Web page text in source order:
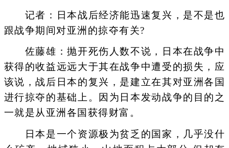
记者：日本战后经济能迅速复兴，是不是也
跟战争期间对亚洲的掠夺有关?
佐藤雄：抛开死伤人数不说，日本在战争中
获得的收益远远大于其在战争中遭受的损失，应
该说，战后日本的复兴，是建立在其对亚洲各国
进行掠夺的基础上。因为日本发动战争的目的之
一就是从亚洲各国获得财富。
日本是一个资源极为贫乏的国家，几乎没什